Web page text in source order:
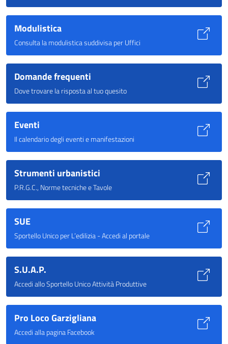
Modulistica
Consulta la modulistica suddivisa per Uffici
Domande frequenti
Dove trovare la risposta al tuo quesito
Eventi
Il calendario degli eventi e manifestazioni
Strumenti urbanistici
P.R.G.C., Norme tecniche e Tavole
SUE
Sportello Unico per L’edilizia - Accedi al portale
S.U.A.P.
Accedi allo Sportello Unico Attività Produttive
Pro Loco Garzigliana
Accedi alla pagina Facebook